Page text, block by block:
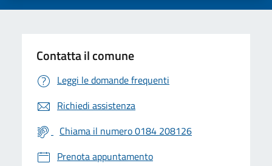
Contatta il comune
Leggi le domande frequenti
Richiedi assistenza
Chiama il numero 0184 208126
Prenota appuntamento